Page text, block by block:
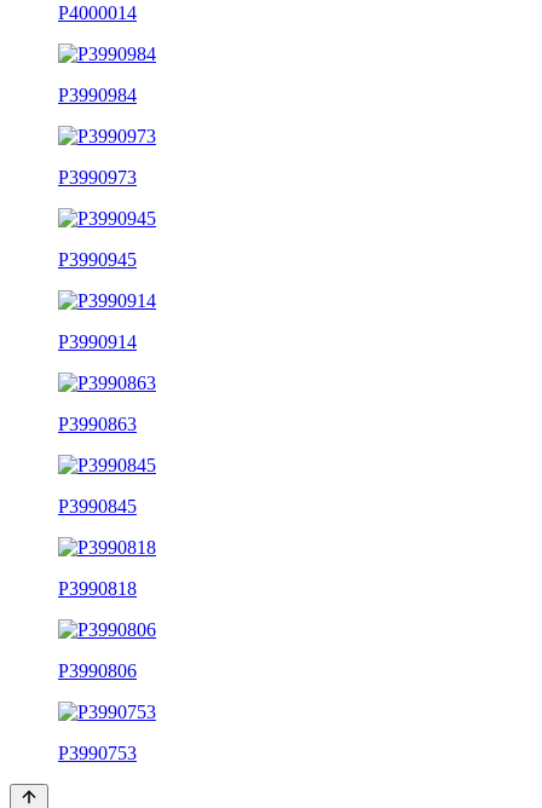
P4000014
P3990984
P3990973
P3990945
P3990914
P3990863
P3990845
P3990818
P3990806
P3990753